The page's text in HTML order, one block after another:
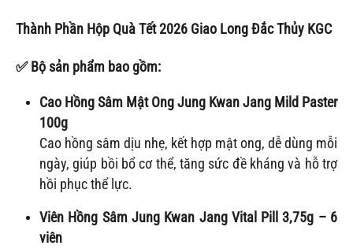
Thành Phần Hộp Quà Tết 2026 Giao Long Đắc Thủy KGC
✅ Bộ sản phẩm bao gồm:
Cao Hồng Sâm Mật Ong Jung Kwan Jang Mild Paster
100g
Cao hồng sâm dịu nhẹ, kết hợp mật ong, dễ dùng mỗi
ngày, giúp bồi bổ cơ thể, tăng sức đề kháng và hỗ trợ
hồi phục thể lực.
Viên Hồng Sâm Jung Kwan Jang Vital Pill 3,75g – 6
viên